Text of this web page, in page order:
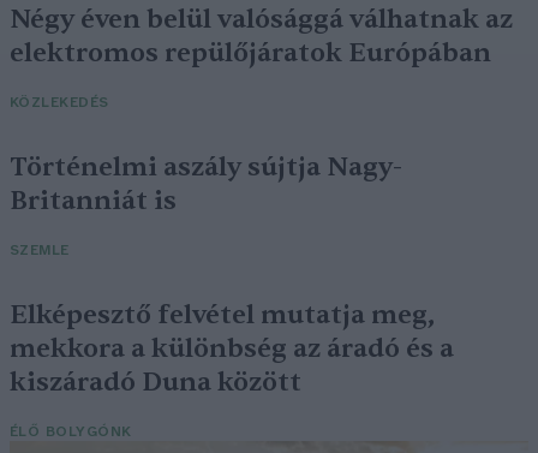
Négy éven belül valósággá válhatnak az
elektromos repülőjáratok Európában
KÖZLEKEDÉS
Történelmi aszály sújtja Nagy-
Britanniát is
SZEMLE
Elképesztő felvétel mutatja meg,
mekkora a különbség az áradó és a
kiszáradó Duna között
ÉLŐ BOLYGÓNK